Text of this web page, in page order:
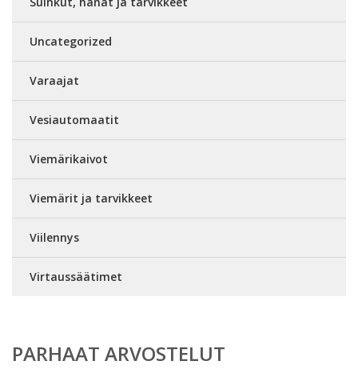
Uncategorized
Varaajat
Vesiautomaatit
Viemärikaivot
Viemärit ja tarvikkeet
Viilennys
Virtaussäätimet
PARHAAT ARVOSTELUT